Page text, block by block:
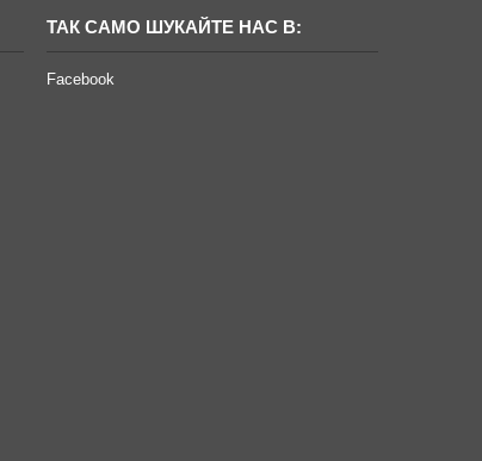
ТАК САМО ШУКАЙТЕ НАС В:
Facebook